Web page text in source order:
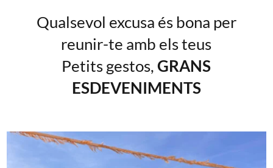
Qualsevol excusa és bona per
reunir-te amb els teus
Petits gestos,GRANS
ESDEVENIMENTS